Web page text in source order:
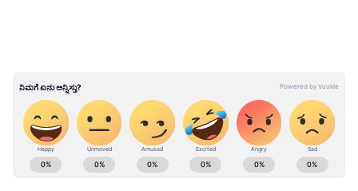
ಮಾರಾಟ ಮಾಡಿದರೆ, ಪಂಜಾಬ್‌ ಕಿಂಗ್ಸ್‌ 26.65 ಕೋಟಿಗೆ
ಶ್ರೇಯಸ್‌ ಅಯ್ಯರ್‌ರನ್ನು ಖರೀದಿ ಮಾಡುವಂತೆ ಬಿಡ್‌
ಮಾಡಿದ್ದರು.
ABOUT THE AUTHOR